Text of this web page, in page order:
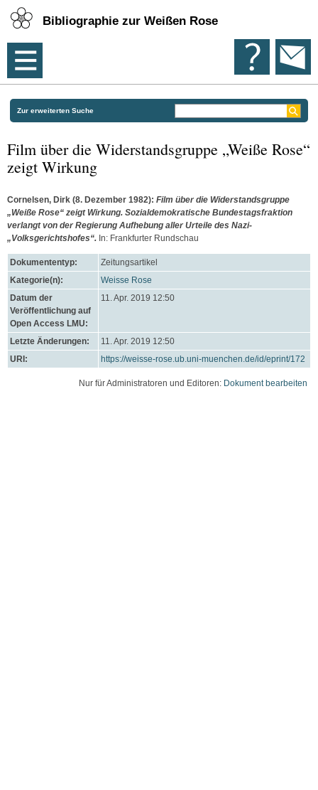
Bibliographie zur Weißen Rose
Zur erweiterten Suche
Film über die Widerstandsgruppe „Weiße Rose“
zeigt Wirkung
Cornelsen, Dirk (8. Dezember 1982): Film über die Widerstandsgruppe
„Weiße Rose“ zeigt Wirkung. Sozialdemokratische Bundestagsfraktion
verlangt von der Regierung Aufhebung aller Urteile des Nazi-
„Volksgerichtshofes“. In: Frankfurter Rundschau
Dokumententyp:
Zeitungsartikel
Kategorie(n):
Weisse Rose
Datum der
Veröffentlichung auf
Open Access LMU:
11. Apr. 2019 12:50
Letzte Änderungen:
11. Apr. 2019 12:50
URI:
https://weisse-rose.ub.uni-muenchen.de/id/eprint/172
Nur für Administratoren und Editoren: Dokument bearbeiten